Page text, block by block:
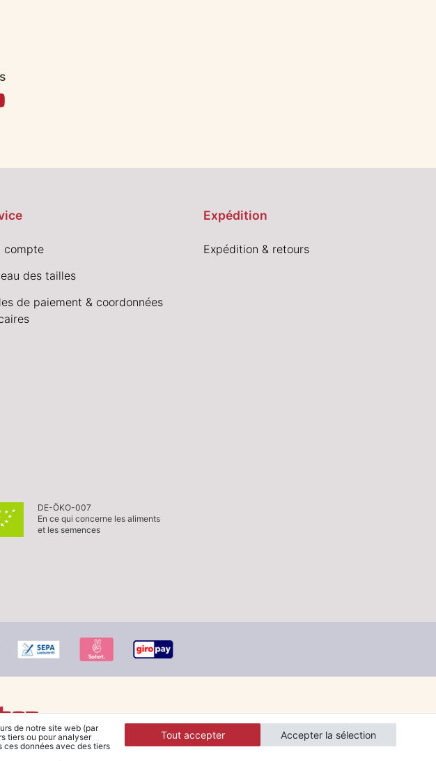
compte
des tailles
de paiement & coordonnées
Expédition
Expédition & retours
DE-ÖKO-007
En ce qui concerne les aliments
et les semences
droits réservés.
de notre site web (par
tiers ou pour analyser
ces données avec des tiers
Tout accepter Accepter la sélection